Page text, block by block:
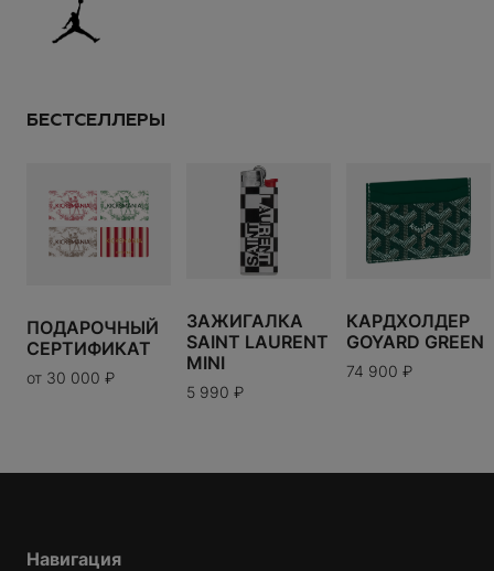
БЕСТСЕЛЛЕРЫ
ПОДАРОЧНЫЙ
СЕРТИФИКАТ
от 30 000 ₽
ЗАЖИГАЛКА
SAINT LAURENT
MINI
5 990 ₽
КАРДХОЛДЕР
GOYARD GREEN
74 900 ₽
Навигация
Размер:
49 900
11
Таблица размеров
Варианты доставки можно будет узнать при
оформлении заказа.